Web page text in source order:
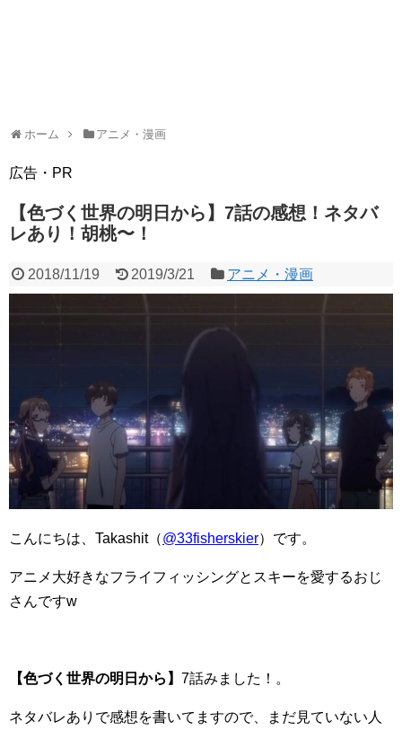
ホーム アニメ・漫画
広告・PR
【色づく世界の明日から】7話の感想！ネタバ
レあり！胡桃〜！
2018/11/19 2019/3/21 アニメ・漫画
こんにちは、Takashit（@33fisherskier）です。
アニメ大好きなフライフィッシングとスキーを愛するおじ
さんですw
【色づく世界の明日から】 7話みました！。
ネタバレありで感想を書いてますので、まだ見ていない人